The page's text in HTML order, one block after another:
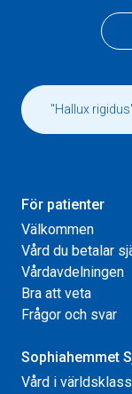
För patienter
Välkommen
Vård du betalar
Vårdavdelningen
Bra att veta
Frågor och svar
Sophiahemmet
Vård i världsklass